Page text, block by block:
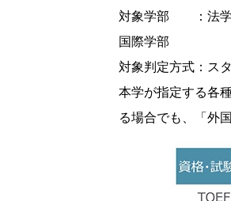
対象学部 ：法学
国際学部
対象判定方式：ス
本学が指定する各
る場合でも、「外